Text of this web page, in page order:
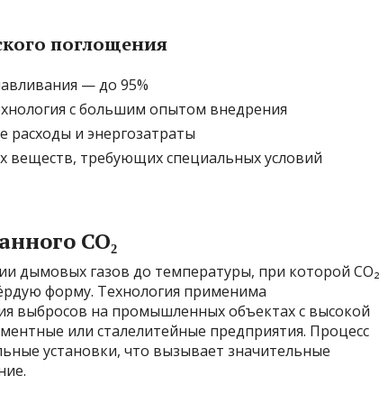
поглощения
— до 95%
с большим опытом внедрения
расходы и энергозатраты
веществ, требующих специальных условий
CO₂
дымовых газов до температуры, при которой CO₂
форму. Технология применима
выбросов на промышленных объектах с высокой
или сталелитейные предприятия. Процесс
установки, что вызывает значительные